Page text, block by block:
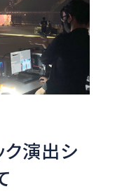
ク演出シ